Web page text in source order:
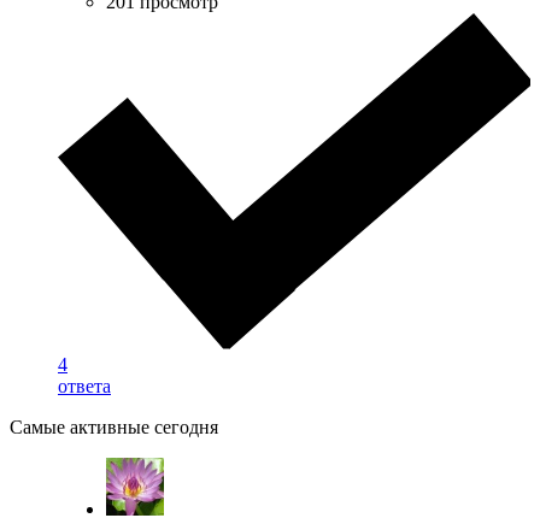
4
ответа
Самые активные сегодня